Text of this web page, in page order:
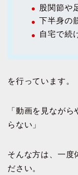
股関節や
下半身の
自宅で続
を行っています。
「動画を見なが
らない」
そんな方は、一度
ださい。